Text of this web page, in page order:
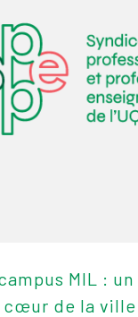
MIL :
cœur de la ville